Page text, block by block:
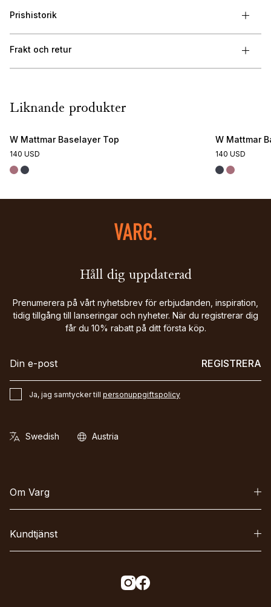
Prishistorik
Frakt och retur
Liknande produkter
W Mattmar Baselayer Top
140 USD
W Mattmar
140 USD
Håll dig uppdaterad
Prenumerera på vårt nyhetsbrev för erbjudanden, inspiration,
tidig tillgång till lanseringar och nyheter. När du registrerar dig
får du 10% rabatt på ditt första köp.
REGISTRERA
Ja, jag samtycker till personuppgiftspolicy
Om Varg
Kundtjänst